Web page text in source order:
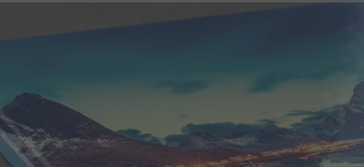
Hardcover
Ein besonders widerstandsfähiger Einband, der
Ihre wertvollen Fotos schützt.